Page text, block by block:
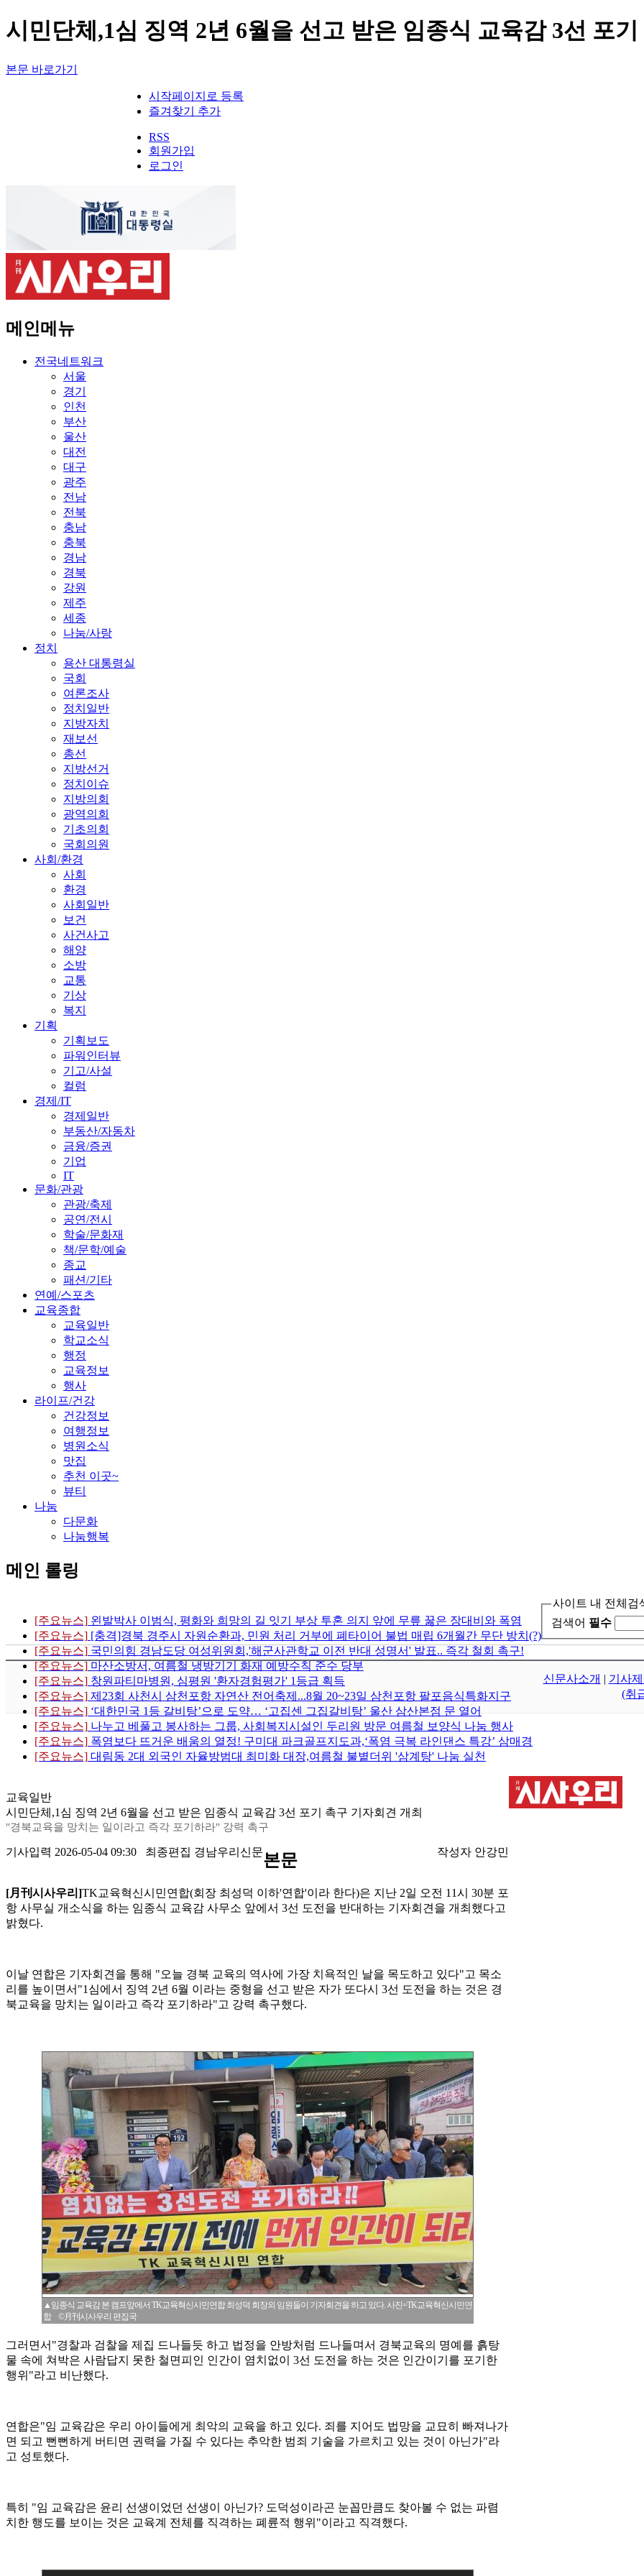
시민단체,1심 징역 2년 6월을 선고 받은 임종식 교육감 3선 포
본문 바로가기
시작페이지로 등록
즐겨찾기 추가
RSS
회원가입
로그인
메인메뉴
전국네트워크
서울
경기
인천
부산
울산
대전
대구
광주
전남
전북
충남
충북
경남
경북
강원
제주
세종
나눔/사랑
정치
용산 대통령실
국회
여론조사
정치일반
지방자치
재보선
총선
지방선거
정치이슈
지방의회
광역의회
기초의회
국회의원
사회/환경
사회
환경
사회일반
보건
사건사고
해양
소방
교통
기상
복지
기획
기획보도
파워인터뷰
기고/사설
컬럼
경제/IT
경제일반
부동산/자동차
금융/증권
기업
IT
문화/관광
관광/축제
공연/전시
학술/문화재
책/문학/예술
종교
패션/기타
연예/스포츠
교육종합
교육일반
학교소식
행정
교육정보
행사
라이프/건강
건강정보
여행정보
병원소식
맛집
추천 이곳~
뷰티
나눔
다문화
나눔행복
메인 롤링
[주요뉴스] 왼발박사 이범식, 평화와 희망의 길 잇기 부상 투혼 의지 앞에 무릎 꿇은 장대비와 폭염
[주요뉴스] [충격]경북 경주시 자원순환과, 민원 처리 거부에 폐타이어 불법 매립 6개월간 무단 방치(?)
[주요뉴스] 국민의힘 경남도당 여성위원회,'해군사관학교 이전 반대 성명서' 발표.. 즉각 철회 촉구!
[주요뉴스] 마산소방서, 여름철 냉방기기 화재 예방수칙 준수 당부
[주요뉴스] 창원파티마병원, 심평원 '환자경험평가' 1등급 획득
[주요뉴스] 제23회 사천시 삼천포항 자연산 전어축제...8월 20~23일 삼천포항 팔포음식특화지구
[주요뉴스] ‘대한민국 1등 갈비탕’으로 도약… ‘고집센 그집갈비탕’ 울산 삼산본점 문 열어
[주요뉴스] 나누고 베풀고 봉사하는 그룹, 사회복지시설인 두리원 방문 여름철 보양식 나눔 행사
[주요뉴스] 폭염보다 뜨거운 배움의 열정! 구미대 파크골프지도과,‘폭염 극복 라인댄스 특강’ 삼매경
[주요뉴스] 대림동 2대 외국인 자율방범대 최미화 대장,여름철 불볕더위 '삼계탕' 나눔 실천
사이트 내 전체검
검색어 필수
교육일반
시민단체,1심 징역 2년 6월을 선고 받은 임종식 교육감 3선 포기 촉구 기자회견 개최
"경북교육을 망치는 일이라고 즉각 포기하라" 강력 촉구
기사입력 2026-05-04 09:30 최종편집 경남우리신문 작성자 안강민
본문
[月刊시사우리]TK교육혁신시민연합(회장 최성덕 이하'연합'이라 한다)은 지난 2일 오전 11시 30분 포
항 사무실 개소식을 하는 임종식 교육감 사무소 앞에서 3선 도전을 반대하는 기자회견을 개최했다고
밝혔다.
이날 연합은 기자회견을 통해 "오늘 경북 교육의 역사에 가장 치욕적인 날을 목도하고 있다"고 목소
리를 높이면서"1심에서 징역 2년 6월 이라는 중형을 선고 받은 자가 또다시 3선 도전을 하는 것은 경
북교육을 망치는 일이라고 즉각 포기하라"고 강력 촉구했다.
▲임종식 교육감 본 캠프앞에서 TK교육혁신시민연합 최성덕 회장외 임원들이 기자회견을 하고 있다. 사진=TK교육혁신시민연
합 ©月刊시사우리 편집국
그러면서"경찰과 검찰을 제집 드나들듯 하고 법정을 안방처럼 드나들며서 경북교육의 명예를 흙탕
물 속에 쳐박은 사람답지 못한 철면피인 인간이 염치없이 3선 도전을 하는 것은 인간이기를 포기한
행위"라고 비난했다.
연합은"임 교육감은 우리 아이들에게 최악의 교육을 하고 있다. 죄를 지어도 법망을 교묘히 빠져나가
면 되고 뻔뻔하게 버티면 권력을 가질 수 있다는 추악한 범죄 기술을 가르치고 있는 것이 아닌가"라
고 성토했다.
특히 "임 교육감은 윤리 선생이었던 선생이 아닌가? 도덕성이라곤 눈꼽만큼도 찾아볼 수 없는 파렴
치한 행도를 보이는 것은 교육계 전체를 직격하는 폐륜적 행위"이라고 직격했다.
신문사소개 | 기사
(취